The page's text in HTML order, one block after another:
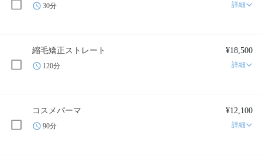
30分 詳細
縮毛矯正ストレート ¥18,500
120分 詳細
コスメパーマ ¥12,100
90分 詳細